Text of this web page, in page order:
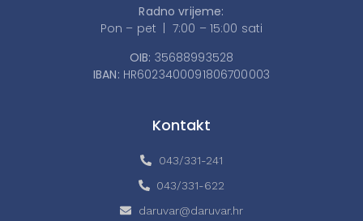
Radno vrijeme:
Pon – pet | 7:00 – 15:00 sati
OIB: 35688993528
IBAN: HR6023400091806700003
Kontakt
043/331-241
043/331-622
daruvar@daruvar.hr